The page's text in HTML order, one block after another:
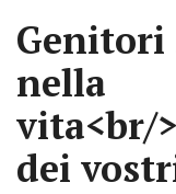
Genitori
nella
vita<br/
dei